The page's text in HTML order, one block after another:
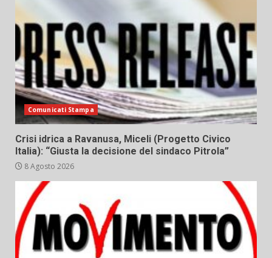
Comunicati Stampa
Crisi idrica a Ravanusa, Miceli (Progetto Civico
Italia): “Giusta la decisione del sindaco Pitrola”
8 Agosto 2026